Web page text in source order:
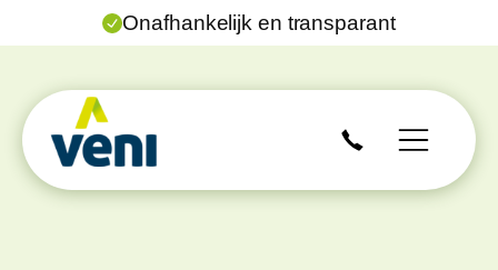
Onafhankelijk en transparant